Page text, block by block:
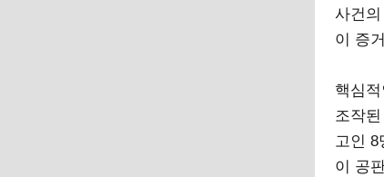
사건
이 증
핵심
조작
고인 8
이 공